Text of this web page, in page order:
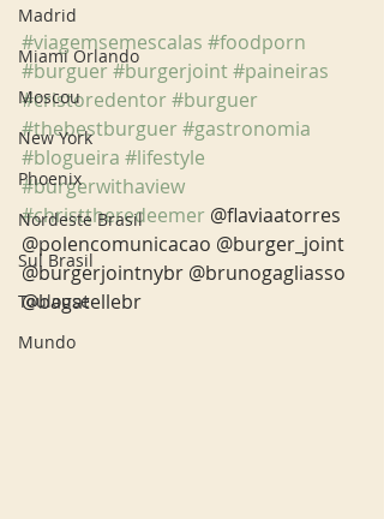
Madrid
Miami Orlando
Moscou
New York
Phoenix
Nordeste Brasil
Sul Brasil
Toulouse
Mundo
#viagemsemescalas #foodporn
#burguer #burgerjoint#paineiras
#cristoredentor #burguer
#thebestburguer #gastronomia
#blogueira #lifestyle
#burgerwithaview
#christtheredeemer @flaviaatorres
@polencomunicacao @burger_joint
@burgerjointnybr @brunogagliasso
@bagatellebr